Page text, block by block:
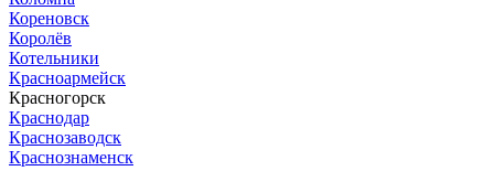
Кореновск
Королёв
Котельники
Красноармейск
Красногорск
Краснодар
Краснозаводск
Краснознаменск